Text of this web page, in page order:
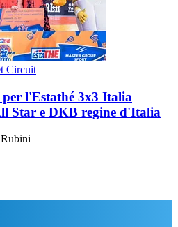
Circuit
l'Estathé 3x3 Italia
Star e DKB regine d'Italia